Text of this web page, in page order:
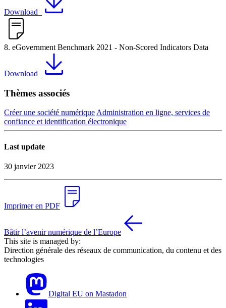
Download
8. eGovernment Benchmark 2021 - Non-Scored Indicators Data
Download
Thèmes associés
Créer une société numériqueAdministration en ligne, services de
confiance et identification électronique
Last update
30 janvier 2023
Imprimer en PDF
Bâtir l’avenir numérique de l’Europe
This site is managed by:
Direction générale des réseaux de communication, du contenu et des
technologies
Digital EU on Mastadon